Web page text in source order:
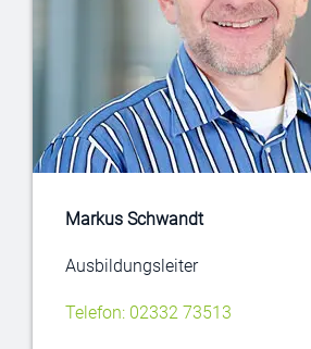
Markus Schwandt
Ausbildungsleiter
Telefon: 02332 73513